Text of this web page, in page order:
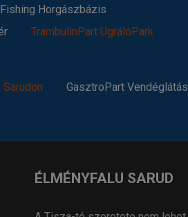
Horgászbázis
TrambulinPart UgrálóPark
GasztroPart Vendéglátás
ÉLMÉNYFALU SARUD